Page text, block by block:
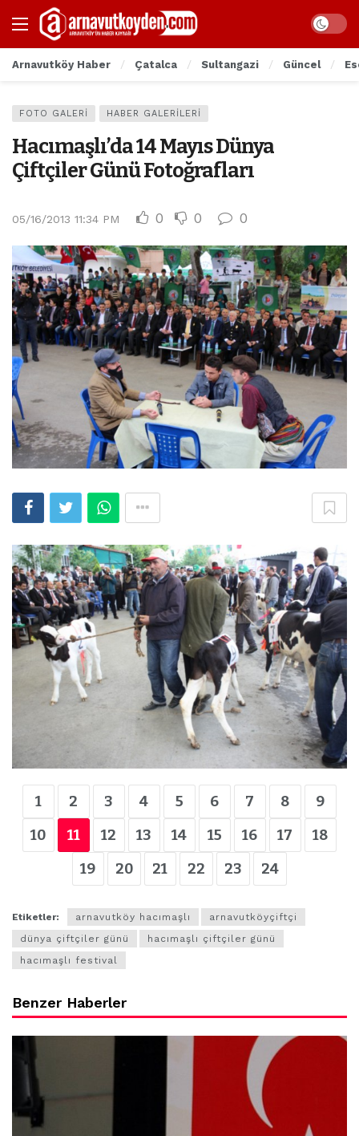
Arnavutköy Haber Çatalca Sultangazi Güncel
FOTO GALERI HABER GALERILERI
Hacımaşlı’da 14 Mayıs Dünya
Çiftçiler Günü Fotoğrafları
05/16/2013 11:34 PM 0 0 0
1 2 3 4 5 6 7 8
9
10
11 12 13 14 15 16 17
18
19
20 21 22 23 24
Etiketler: arnavutköy hacımaşlı
arnavutköyçiftçi
dünya çiftçiler günü
hacımaşlı çiftçiler günü
hacımaşlı festival
Benzer Haberler